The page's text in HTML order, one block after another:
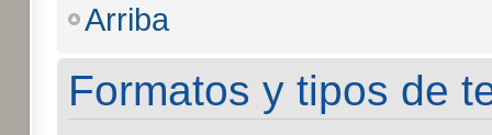
Arriba
Formatos y tipos de